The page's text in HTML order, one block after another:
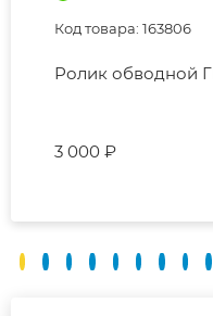
Код товара: 163806
Ролик обводной
3 000 ₽